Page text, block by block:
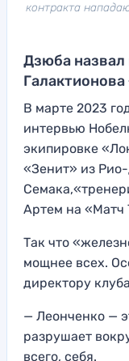
контракта
Дзюба назвал
В марте 2023
интервью
экипировке
«Зенит» из
Артем на «Матч
Так что
мощнее всех.
директору
— Леонченко —
разрушает
всего, себя.